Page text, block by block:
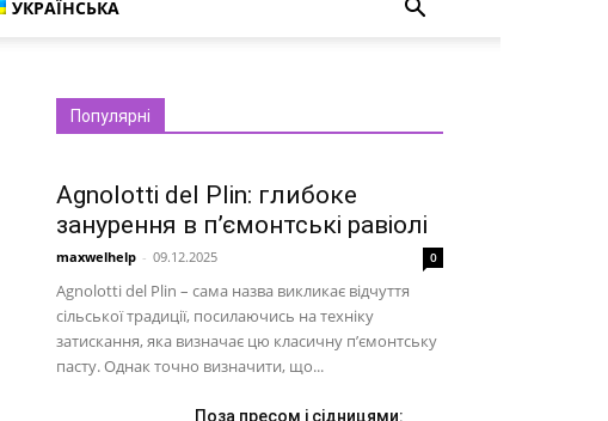
УКРАЇНСЬКА
Популярні
Agnolotti del Plin: глибоке
занурення в п’ємонтські равіолі
maxwelhelp - 09.12.2025 0
Agnolotti del Plin – сама назва викликає відчуття
сільської традиції, посилаючись на техніку
затискання, яка визначає цю класичну п’ємонтську
пасту. Однак точно визначити, що...
Поза пресом і сідницями: